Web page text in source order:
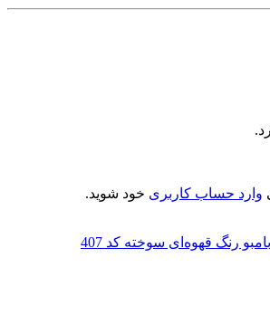
وارد حساب کاربریخود شوید.